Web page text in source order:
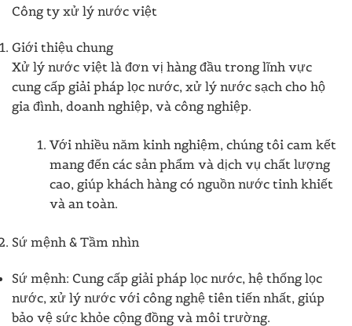
Công ty xử lý nước việt
Giới thiệu chung
Xử lý nước việt là đơn vị hàng đầu trong lĩnh vực
cung cấp giải pháp lọc nước, xử lý nước sạch cho hộ
gia đình, doanh nghiệp, và công nghiệp.
Với nhiều năm kinh nghiệm, chúng tôi cam kết
mang đến các sản phẩm và dịch vụ chất lượng
cao, giúp khách hàng có nguồn nước tinh khiết
và an toàn.
Sứ mệnh & Tầm nhìn
Sứ mệnh: Cung cấp giải pháp lọc nước, hệ thống lọc
nước, xử lý nước với công nghệ tiên tiến nhất, giúp
bảo vệ sức khỏe cộng đồng và môi trường.